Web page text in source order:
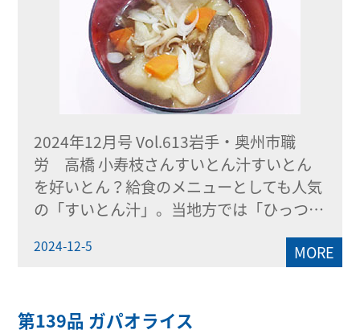
2024年12月号 Vol.613岩手・奥州市職
労 高橋 小寿枝さんすいとん汁すいとん
を好いとん？給食のメニューとしても人気
の「すいとん汁」。当地方では「ひっつ…
2024-12-5 MORE
第139品 ガパオライス